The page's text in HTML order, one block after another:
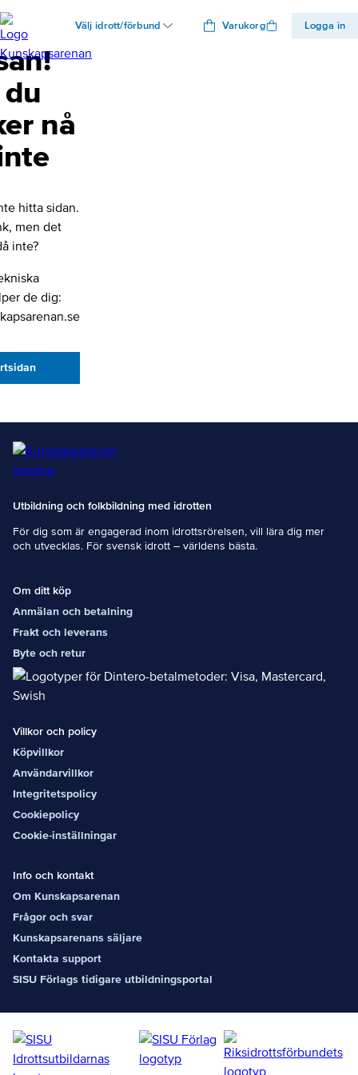
Välj idrott/förbund Varukorg Logga in
nå
hitta sidan.
men det
inte?
de dig:
Utbildning och folkbildning med idrotten
För dig som är engagerad inom idrottsrörelsen, vill lära dig mer
och utvecklas. För svensk idrott – världens bästa.
Om ditt köp
Anmälan och betalning
Frakt och leverans
Byte och retur
Villkor och policy
Köpvillkor
Användarvillkor
Integritetspolicy
Cookiepolicy
Cookie-inställningar
Info och kontakt
Om Kunskapsarenan
Frågor och svar
Kunskapsarenans säljare
Kontakta support
SISU Förlags tidigare utbildningsportal